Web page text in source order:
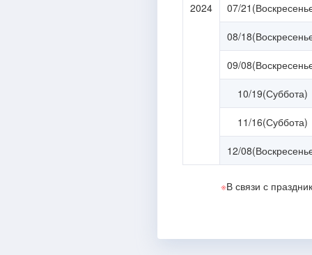
2024 07/
08/
09/
10/19(Суббота)
11/16(Суббота)
12/
※В связи с